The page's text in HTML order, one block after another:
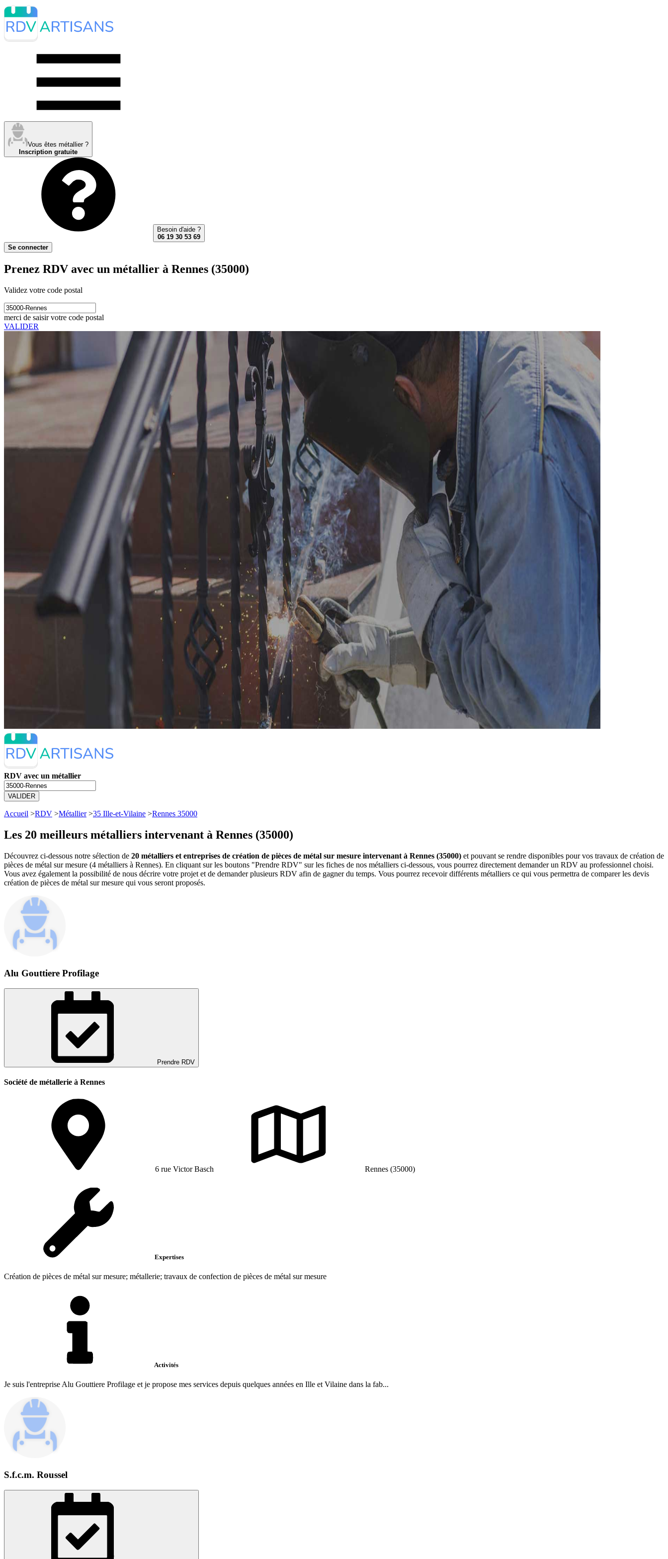
Vous êtes métallier ?
Inscription gratuite
Besoin d'aide ?
06 19 30 53 69
Se connecter
Prenez RDV avec un métallier à Rennes (35000)
Validez votre code postal
merci de saisir votre code postal
VALIDER
RDV avec un métallier
VALIDER
Accueil >RDV >Métallier>35 Ille-et-Vilaine >Rennes 35000
Les 20 meilleurs métalliers intervenant à Rennes (35000)
Découvrez ci-dessous notre sélection de 20 métalliers et entreprises de création de pièces de métal sur mesure intervenant à Rennes (35000) et pouvant se rendre disponibles pour vos travaux de création de
pièces de métal sur mesure (4 métalliers à Rennes). En cliquant sur les boutons "Prendre RDV" sur les fiches de nos métalliers ci-dessous, vous pourrez directement demander un RDV au professionnel choisi.
Vous avez également la possibilité de nous décrire votre projet et de demander plusieurs RDV afin de gagner du temps. Vous pourrez recevoir différents métalliers ce qui vous permettra de comparer les devis
création de pièces de métal sur mesure qui vous seront proposés.
Alu Gouttiere Profilage
Prendre RDV
Société de métallerie à Rennes
6 rue Victor Basch Rennes (35000)
Expertises
Création de pièces de métal sur mesure; métallerie; travaux de confection de pièces de métal sur mesure
Activités
Je suis l'entreprise Alu Gouttiere Profilage et je propose mes services depuis quelques années en Ille et Vilaine dans la fab...
S.f.c.m. Roussel